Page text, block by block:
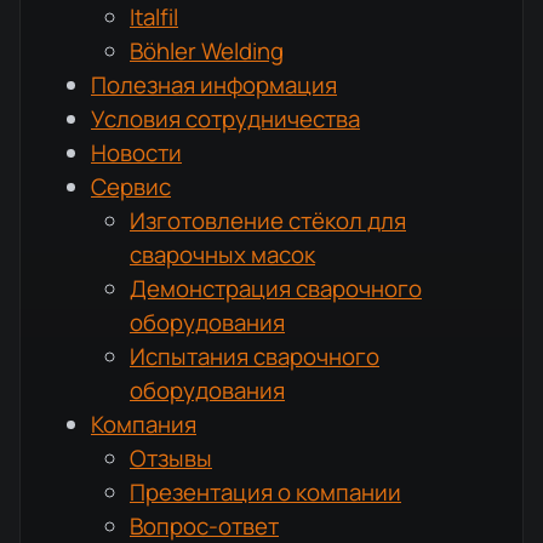
Italfil
Böhler Welding
Полезная информация
Условия сотрудничества
Новости
Сервис
Изготовление стёкол для
сварочных масок
Демонстрация сварочного
оборудования
Испытания сварочного
оборудования
Компания
Отзывы
Презентация о компании
Вопрос-ответ